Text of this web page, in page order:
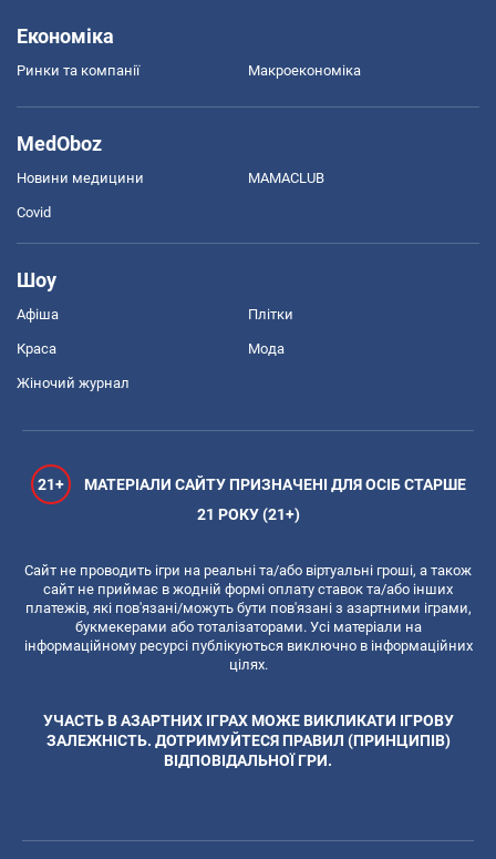
Економіка
Ринки та компанії Макроекономіка
MedOboz
Новини медицини MAMACLUB
Covid
Шоу
Афіша Плітки
Краса Мода
Жіночий журнал
21+
МАТЕРІАЛИ САЙТУ ПРИЗНАЧЕНІ ДЛЯ ОСІБ СТАРШЕ
21 РОКУ (21+)
Сайт не проводить ігри на реальні та/або віртуальні гроші, а також
сайт не приймає в жодній формі оплату ставок та/або інших
платежів, які пов'язані/можуть бути пов'язані з азартними іграми,
букмекерами або тоталізаторами. Усі матеріали на
інформаційному ресурсі публікуються виключно в інформаційних
цілях.
УЧАСТЬ В АЗАРТНИХ ІГРАХ МОЖЕ ВИКЛИКАТИ ІГРОВУ
ЗАЛЕЖНІСТЬ. ДОТРИМУЙТЕСЯ ПРАВИЛ (ПРИНЦИПІВ)
ВІДПОВІДАЛЬНОЇ ГРИ.